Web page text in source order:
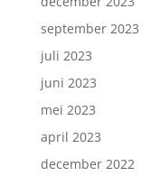
september 2023
juli 2023
juni 2023
mei 2023
april 2023
december 2022